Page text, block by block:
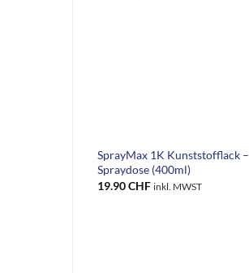
SprayMax 1K Kunststofflack –
Spraydose (400ml)
19.90CHF inkl. MWST